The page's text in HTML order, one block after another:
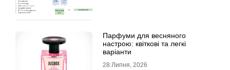
Парфуми для весняного
настрою: квіткові та легкі
варіанти
28 Липня, 2026